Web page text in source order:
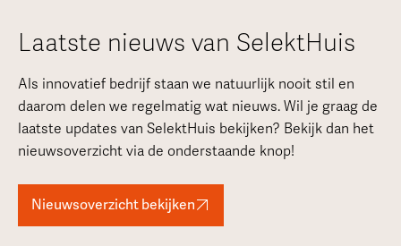
Laatste nieuws van SelektHuis
Als innovatief bedrijf staan we natuurlijk nooit stil en
daarom delen we regelmatig wat nieuws. Wil je graag de
laatste updates van SelektHuis bekijken? Bekijk dan het
nieuwsoverzicht via de onderstaande knop!
Nieuwsoverzicht bekijken